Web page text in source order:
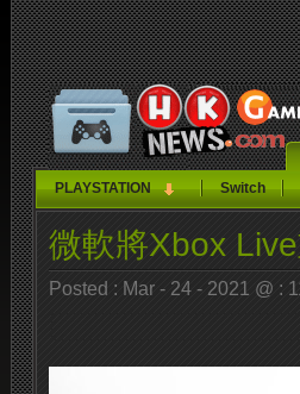
PLAYSTATION Switch
微軟將Xbox
Posted : Mar - 24 - 2021 @ :